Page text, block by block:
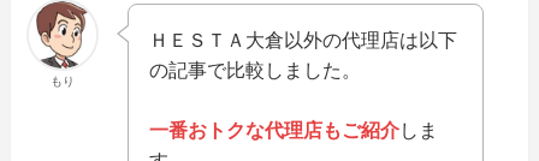
もり
ＨＥＳＴＡ大倉以外の代理店は以下
の記事で比較しました。
一番おトクな代理店もご紹介しま